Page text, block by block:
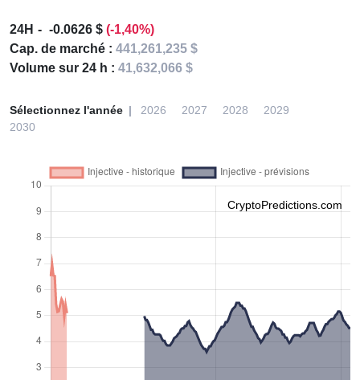
24H -0.0626 $ (-1,40%)
Cap. de marché : 441,261,235 $
Volume sur 24 h : 41,632,066 $
Sélectionnez l'année 2026 2027 2028
2029
2030
CryptoPredictions.com